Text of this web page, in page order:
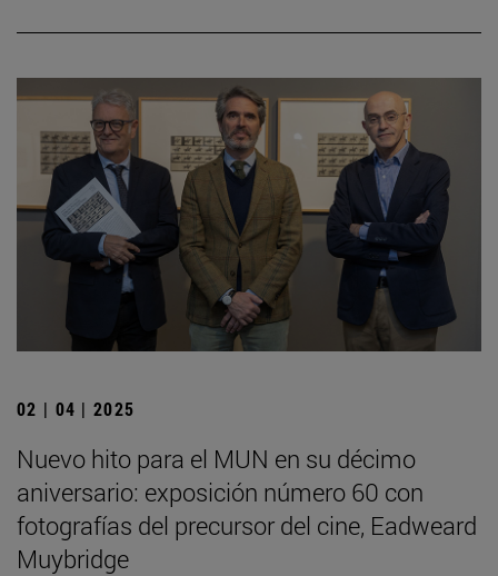
02 | 04 | 2025
Nuevo hito para el MUN en su décimo
aniversario: exposición número 60 con
fotografías del precursor del cine, Eadweard
Muybridge